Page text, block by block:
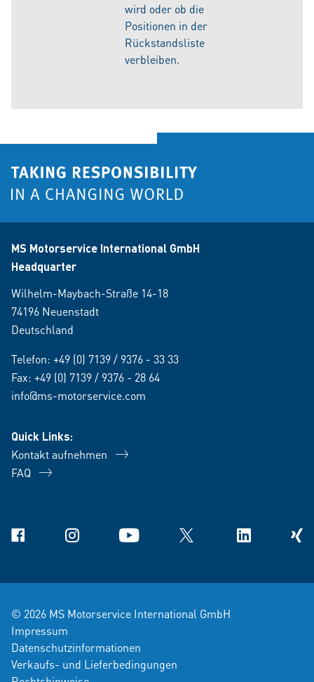
wird oder ob die
Positionen in der
Rückstandsliste
verbleiben.
MS Motorservice International GmbH
Headquarter
Wilhelm-Maybach-Straße 14-18
74196 Neuenstadt
Deutschland
Telefon: +49 (0) 7139 / 9376 - 33 33
Fax: +49 (0) 7139 / 9376 - 28 64
info@ms-motorservice.com
Quick Links:
Kontakt aufnehmen
FAQ
Facebook Instagram YouTube X Linkedin Xing
© 2026 MS Motorservice International GmbH
Impressum
Datenschutzinformationen
Verkaufs- und Lieferbedingungen